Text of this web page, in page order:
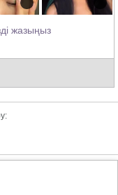
жазыңыз